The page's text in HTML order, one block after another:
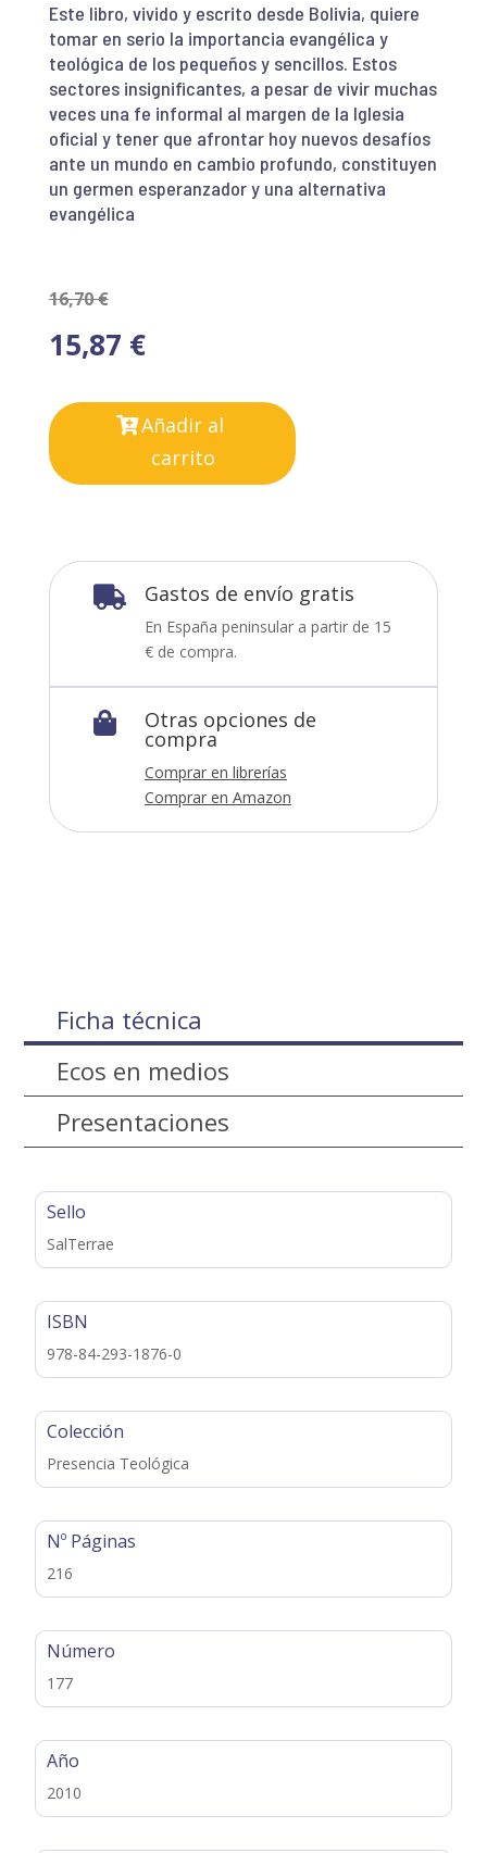
Este libro, vivido y escrito desde Bolivia, quiere
tomar en serio la importancia evangélica y
teológica de los pequeños y sencillos. Estos
sectores insignificantes, a pesar de vivir muchas
veces una fe informal al margen de la Iglesia
oficial y tener que afrontar hoy nuevos desafíos
ante un mundo en cambio profundo, constituyen
un germen esperanzador y una alternativa
evangélica
16,70€
15,87 €
Añadir al
carrito
 Gastos de envío gratis
En España peninsular a partir de 15
€ de compra.
 Otras opciones de
compra
Comprar en librerías
Comprar en Amazon
Ficha técnica
Ecos en medios
Presentaciones
Sello
SalTerrae
ISBN
978-84-293-1876-0
Colección
Presencia Teológica
Nº Páginas
216
Número
177
Año
2010